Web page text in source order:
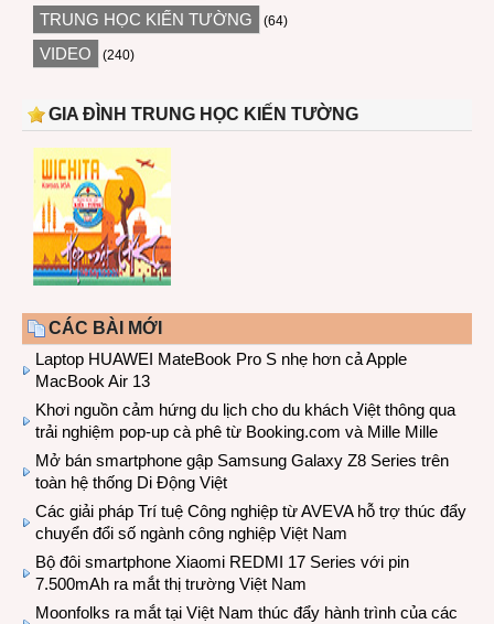
TRUNG HỌC KIẾN TƯỜNG (64)
VIDEO (240)
GIA ĐÌNH TRUNG HỌC KIẾN TƯỜNG
CÁC BÀI MỚI
Laptop HUAWEI MateBook Pro S nhẹ hơn cả Apple
MacBook Air 13
Khơi nguồn cảm hứng du lịch cho du khách Việt thông qua
trải nghiệm pop-up cà phê từ Booking.com và Mille Mille
Mở bán smartphone gập Samsung Galaxy Z8 Series trên
toàn hệ thống Di Động Việt
Các giải pháp Trí tuệ Công nghiệp từ AVEVA hỗ trợ thúc đẩy
chuyển đổi số ngành công nghiệp Việt Nam
Bộ đôi smartphone Xiaomi REDMI 17 Series với pin
7.500mAh ra mắt thị trường Việt Nam
Moonfolks ra mắt tại Việt Nam thúc đẩy hành trình của các